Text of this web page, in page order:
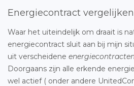
Energiecontract
Waar het uiteindelijk om draait is
energiecontract sluit aan bij mijn
uit verscheidene
Doorgaans zijn alle erkende
wel actief ( onder andere